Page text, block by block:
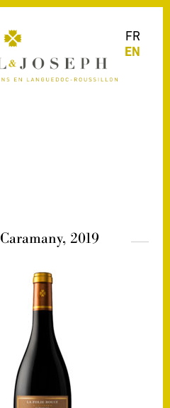
FR
EN
Caramany, 2019